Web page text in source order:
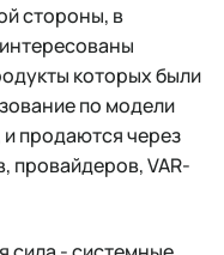
стороны, в
которых были
по модели
продаются через
провайдеров, VAR-